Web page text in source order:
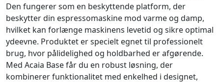
Den fungerer som en beskyttende platform, der
beskytter din espressomaskine mod varme og damp,
hvilket kan forlænge maskinens levetid og sikre optimal
ydeevne. Produktet er specielt egnet til professionelt
brug, hvor pålidelighed og holdbarhed er afgørende.
Med Acaia Base får du en robust løsning, der
kombinerer funktionalitet med enkelhed i designet,